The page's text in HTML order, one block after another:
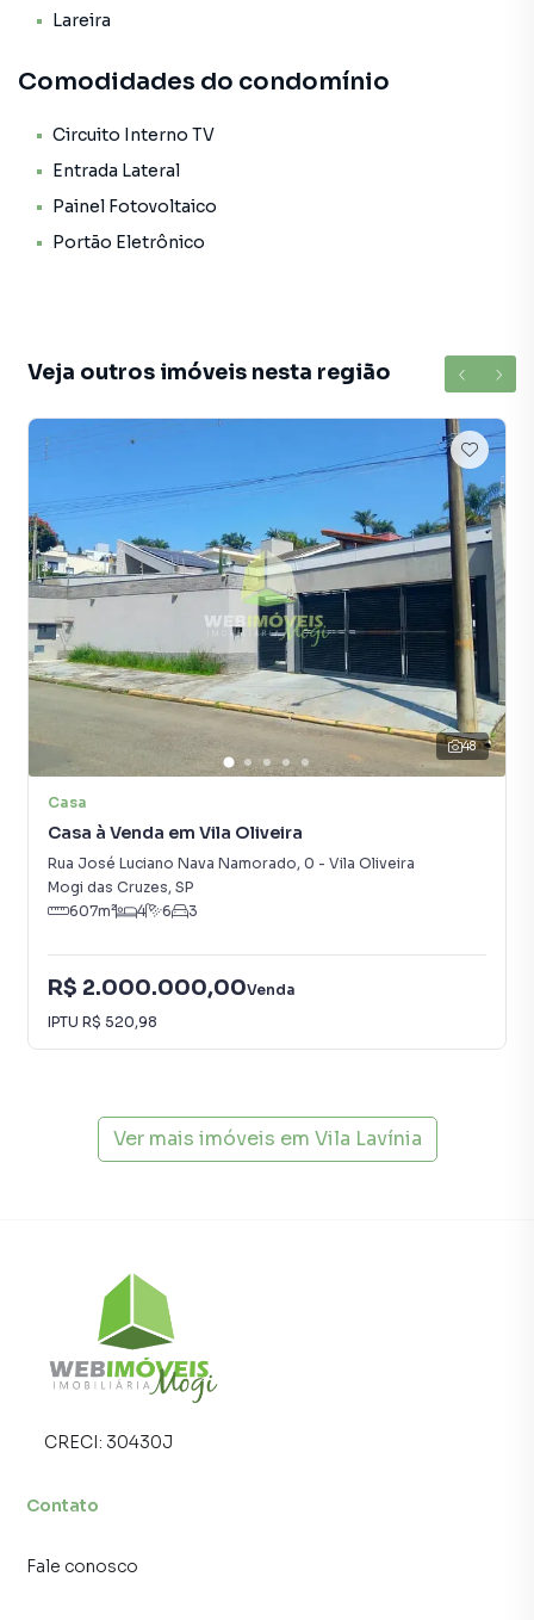
Lareira
Comodidades do condomínio
Circuito Interno TV
Entrada Lateral
Painel Fotovoltaico
Portão Eletrônico
Veja outros imóveis nesta região
48
Casa
Casa à Venda em Vila Oliveira
Rua José Luciano Nava Namorado, 0 - Vila Oliveira
Mogi das Cruzes, SP
607m² 4 6 3
R$ 2.000.000,00Venda
IPTU R$ 520,98
Ver mais imóveis em Vila Lavínia
CRECI: 30430J
Contato
Fale conosco